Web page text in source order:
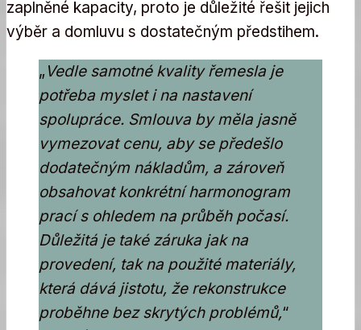
zaplněné kapacity, proto je důležité řešit jejich
výběr a domluvu s dostatečným předstihem.
„ Vedle samotné kvality řemesla je
potřeba myslet i na nastavení
spolupráce. Smlouva by měla jasně
vymezovat cenu, aby se předešlo
dodatečným nákladům, a zároveň
obsahovat konkrétní harmonogram
prací s ohledem na průběh počasí.
Důležitá je také záruka jak na
provedení, tak na použité materiály,
která dává jistotu, že rekonstrukce
proběhne bez skrytých problémů,“